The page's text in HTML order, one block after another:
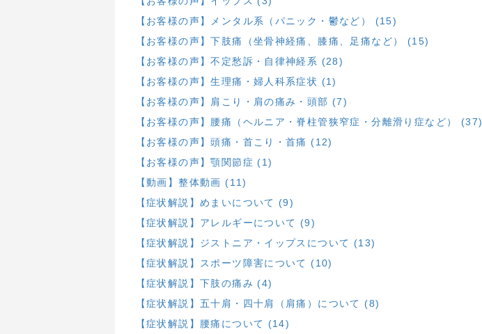
【お客様の声】メンタル系（パニック・鬱など） (15)
【お客様の声】下肢痛（坐骨神経痛、膝痛、足痛など） (15)
【お客様の声】不定愁訴・自律神経系 (28)
【お客様の声】生理痛・婦人科系症状 (1)
【お客様の声】肩こり・肩の痛み・頭部 (7)
【お客様の声】腰痛（ヘルニア・脊柱管狭窄症・分離滑り症など） (37)
【お客様の声】頭痛・首こり・首痛 (12)
【お客様の声】顎関節症 (1)
【動画】整体動画 (11)
【症状解説】めまいについて (9)
【症状解説】アレルギーについて (9)
【症状解説】ジストニア・イップスについて (13)
【症状解説】スポーツ障害について (10)
【症状解説】下肢の痛み (4)
【症状解説】五十肩・四十肩（肩痛）について (8)
【症状解説】腰痛について (14)